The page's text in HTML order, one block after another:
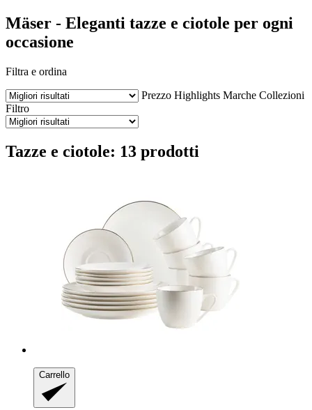
Mäser - Eleganti tazze e ciotole per ogni
occasione
Filtra e ordina
Prezzo Highlights Marche Collezioni
Filtro
Tazze e ciotole: 13 prodotti
Carrello